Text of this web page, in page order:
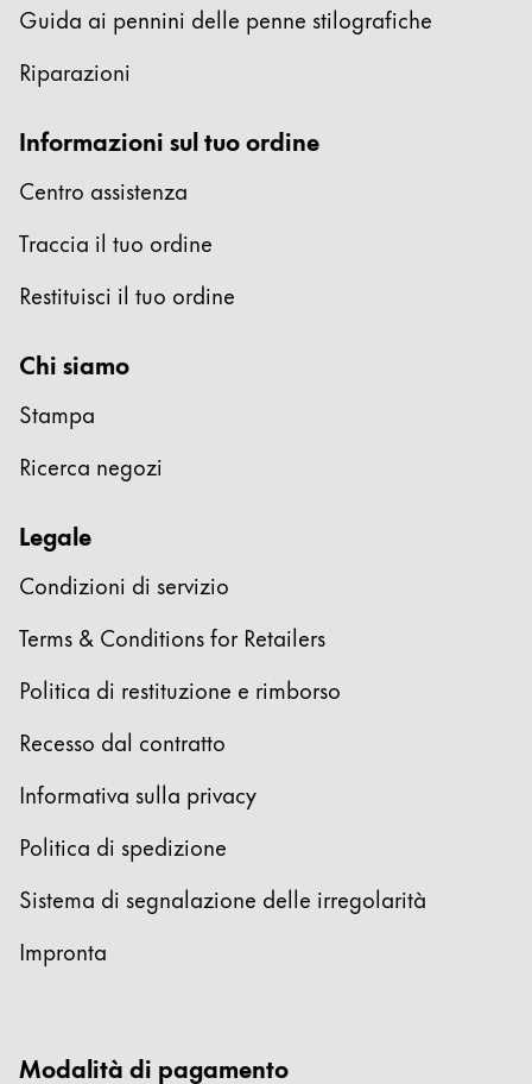
Chile
español
español
Africa
South Africa
Asia Pacifico
Questa regione elenca i paesi con le lingue che
Australia
中文
South Korea
English
Philippines
English
Taiwan
ไทย
Guida ai pennini delle penne stilografiche
Riparazioni
Informazioni sul tuo ordine
Centro assistenza
Traccia il tuo ordine
Restituisci il tuo ordine
Chi siamo
Stampa
Ricerca negozi
Legale
Condizioni di servizio
Terms & Conditions for Retailers
Politica di restituzione e rimborso
Recesso dal contratto
Informativa sulla privacy
Politica di spedizione
Sistema di segnalazione delle irregolarità
Impronta
Modalità di pagamento